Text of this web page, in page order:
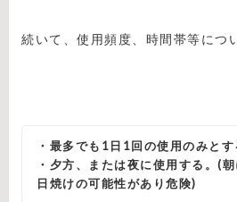
続いて、使用頻度、時間帯等につ
・最多でも1日1回の使用のみとす
・夕方、または夜に使用する。(朝
日焼けの可能性があり危険)